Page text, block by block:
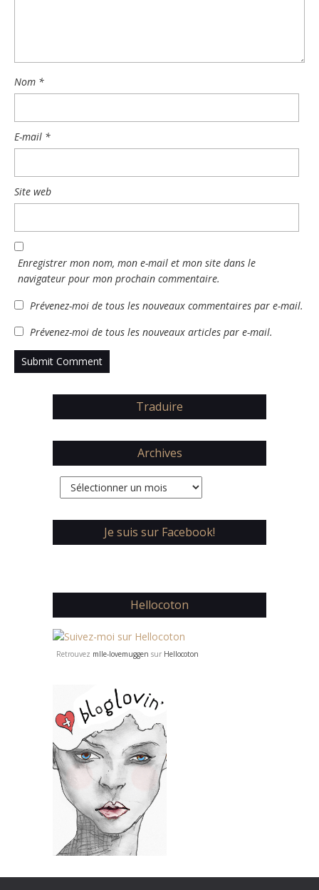
Nom *
E-mail *
Site web
Enregistrer mon nom, mon e-mail et mon site dans le
navigateur pour mon prochain commentaire.
Prévenez-moi de tous les nouveaux commentaires par e-mail.
Prévenez-moi de tous les nouveaux articles par e-mail.
Traduire
Archives
Archives
Je suis sur Facebook!
Hellocoton
Retrouvez mlle-lovemuggen sur Hellocoton